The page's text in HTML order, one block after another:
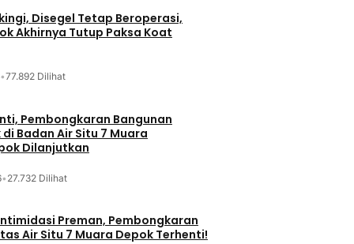
Disegel Tetap Beroperasi,
Akhirnya Tutup Paksa Koat
•77.892 Dilihat
Pembongkaran Bangunan
Badan Air Situ 7 Muara
Dilanjutkan
• 27.732 Dilihat
Preman, Pembongkaran
Air Situ 7 Muara Depok Terhenti!